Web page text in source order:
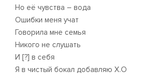
Но её чувства – вода
Ошибки меня учат
Говорила мне семья
Никого не слушать
И [?] в себя
Я в чистый бокал добавляю X.O